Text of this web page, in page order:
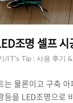
조명 셀프 시
/IT's Tip : 사용 후기 &
는 물론이고 구축
등을 LED조명으로